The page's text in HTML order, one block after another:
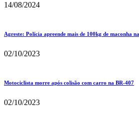
14/08/2024
Agreste: Polícia apreende mais de 100kg de maconha
02/10/2023
Motociclista morre após colisão com carro na BR-407
02/10/2023